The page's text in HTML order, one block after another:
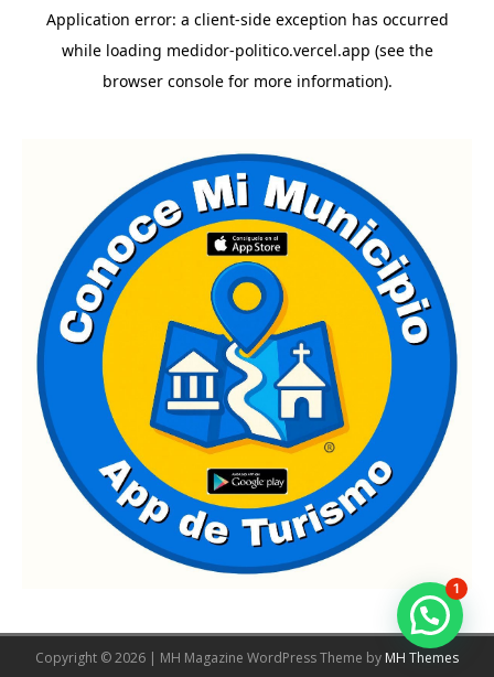
Copyright © 2026 | MH Magazine WordPress Theme by MH Themes
1